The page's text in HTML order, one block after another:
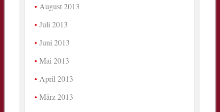
August 2013
Juli 2013
Juni 2013
Mai 2013
April 2013
März 2013